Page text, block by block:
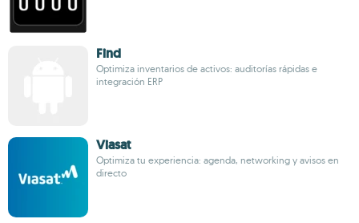
Find
Optimiza inventarios de activos: auditorías rápidas e
integración ERP
Viasat
Optimiza tu experiencia: agenda, networking y avisos en
directo